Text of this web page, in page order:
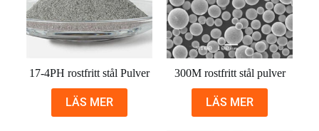
17-4PH rostfritt stål Pulver
LÄS MER
300M rostfritt stål pulver
LÄS MER